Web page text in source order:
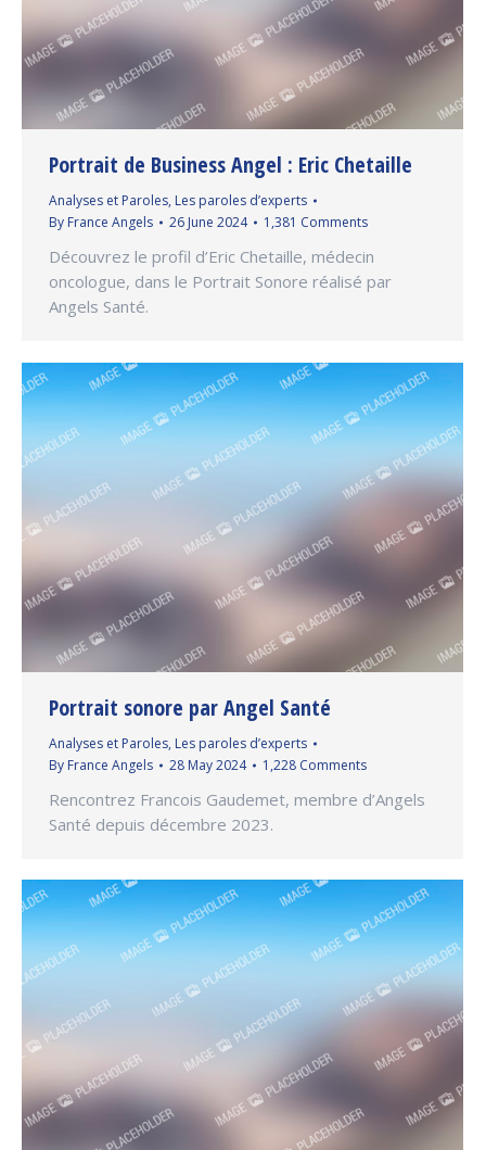
Portrait de Business Angel : Eric Chetaille
Analyses et Paroles, Les paroles d’experts
By France Angels 26 June 2024 1,381 Comments
Découvrez le profil d’Eric Chetaille, médecin
oncologue, dans le Portrait Sonore réalisé par
Angels Santé.
Portrait sonore par Angel Santé
Analyses et Paroles, Les paroles d’experts
By France Angels 28 May 2024 1,228 Comments
Rencontrez Francois Gaudemet, membre d’Angels
Santé depuis décembre 2023.